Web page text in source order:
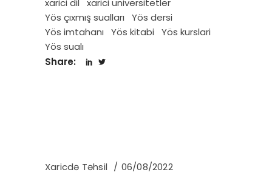
xarici dil
xarici universitetler
Yös çıxmış sualları
Yös dersi
Yös imtahanı
Yös kitabi
Yös kurslari
Yös sualı
Share:
Xaricdə Təhsil 06/08/2022